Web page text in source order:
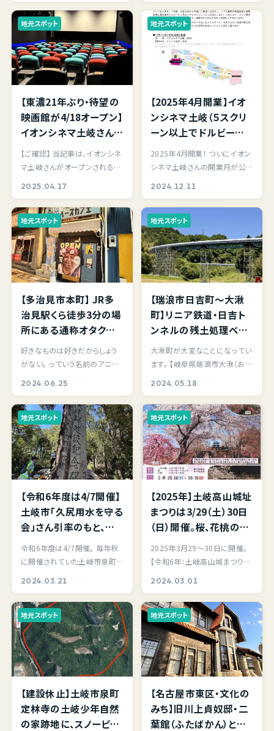
そく走ってきました。
【東濃21年ぶり・待望の
映画館が4/18オープン】
イオンシネマ土岐さん
のオープニングセレモ
ニー＆内覧会を取材さ
【ご確認】 当記事は、イオンシネ
マ土岐さんがオープンされる
2025.04.17
地元スポット
【2025年4月開業】イオ
ンシネマ土岐（５スクリ
ーン以上でドルビーアト
モス立体音響採用）東濃
エリア初！イオンモール
ックスが2025年４月開
業！
2025年4月開業！ ついにイオン
シネマ土岐さんの開業月が公
2024.12.11
地元スポット
【多治見市本町】 JR多
治見駅くら徒歩3分の場
所にある通称オタクカ
フェ、クエスターベース
カフェさんへ初めて立ち
た。
好きなものは好きだからしょう
がない。 っていう名前のアニメ
2024.06.25
地元スポット
【瑞浪市日吉町～大湫
町】リニア鉄道・日吉ト
ンネルの残土処理ベル
トコンベアを見てきた
（2024.5.18）
大湫町が大変なことになってい
ます。 【岐阜県瑞浪市大湫（おお
2024.05.18
地元スポット
【令和6年度は4/7開催】
土岐市「久尻用水を守る
会」さん引率のもと、久
尻用水ウォーキング講
座に参加してきました。
らない場所、見たことの
無い景色がいっぱい。
令和6年度は4/7開催。 毎年秋
に開催されていた土岐市泉町・
2024.03.21
地元スポット
【2025年】土岐高山城址
まつりは3/29（土）30日
（日）開催。桜、花桃の見
頃は4月上旬～。桜の夜
間ライトアップ3/29～1
時頃まで点灯。
2025年3月29～30日に開催。
【令和6年：土岐高山城まつり】 3
2024.03.01
地元スポット
【建設休止】土岐市泉町
定林寺の土岐少年自然
の家跡地に、スノーピー
地元スポット
【名古屋市東区・文化の
みち】旧川上貞奴邸・二
葉館（ふたばかん）と撞
地元スポット